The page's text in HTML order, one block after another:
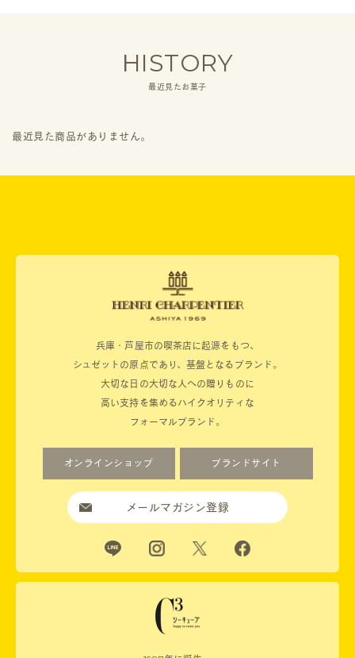
HISTORY
最近見たお菓子
最近見た商品がありません。
兵庫・芦屋市の喫茶店に起源をもつ、
シュゼットの原点であり、基盤となるブランド。
大切な日の大切な人への贈りものに
高い支持を集めるハイクオリティな
フォーマルブランド。
オンラインショップ ブランドサイト
メールマガジン登録